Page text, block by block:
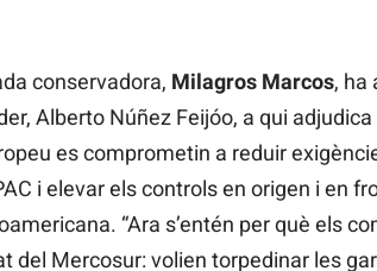
conservadora, Milagros Marcos, ha
Alberto Núñez Feijóo, a qui
es comprometin a reduir
i elevar els controls en origen i en
“Ara s’entén per què els
del Mercosur: volien torpedinar les